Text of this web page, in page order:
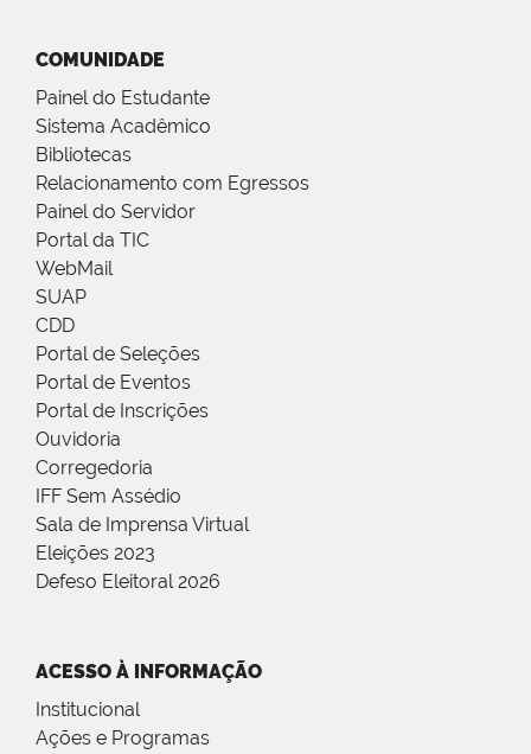
COMUNIDADE
Painel do Estudante
Sistema Acadêmico
Bibliotecas
Relacionamento com Egressos
Painel do Servidor
Portal da TIC
WebMail
SUAP
CDD
Portal de Seleções
Portal de Eventos
Portal de Inscrições
Ouvidoria
Corregedoria
IFF Sem Assédio
Sala de Imprensa Virtual
Eleições 2023
Defeso Eleitoral 2026
ACESSO À INFORMAÇÃO
Institucional
Ações e Programas